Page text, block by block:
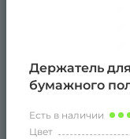
Держатель
бумажного
Есть в наличии
Цвет